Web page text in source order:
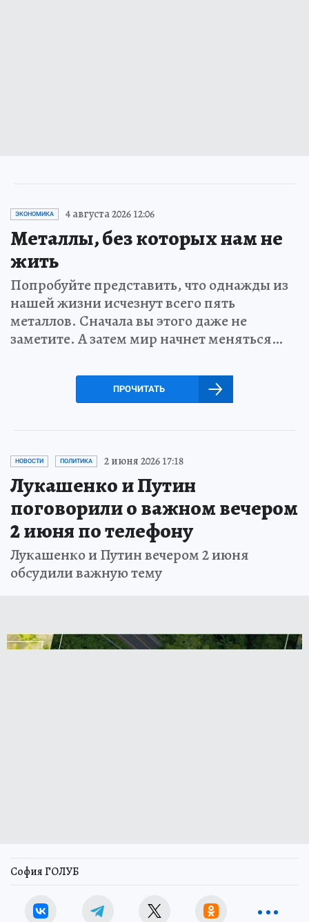
ЭКОНОМИКА 4 августа 2026 12:06
Металлы, без которых нам не
жить
Попробуйте представить, что однажды из
нашей жизни исчезнут всего пять
металлов. Сначала вы этого даже не
заметите. А затем мир начнет меняться…
ПРОЧИТАТЬ
НОВОСТИ ПОЛИТИКА 2 июня 2026 17:18
Лукашенко и Путин
поговорили о важном вечером
2 июня по телефону
Лукашенко и Путин вечером 2 июня
обсудили важную тему
София ГОЛУБ